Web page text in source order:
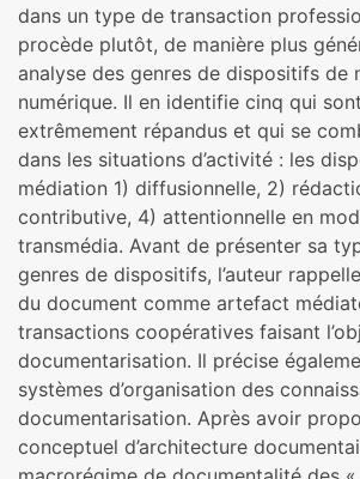
dans un type de transaction
procède plutôt, de manière plus
analyse des genres de dispositifs de
numérique. Il en identifie cinq qui
extrêmement répandus et qui se
dans les situations d’activité : les
médiation 1) diffusionnelle, 2)
contributive, 4) attentionnelle en
transmédia. Avant de présenter sa
genres de dispositifs, l’auteur
du document comme artefact
transactions coopératives faisant
documentarisation. Il précise
systèmes d’organisation des
documentarisation. Après avoir
conceptuel d’architecture